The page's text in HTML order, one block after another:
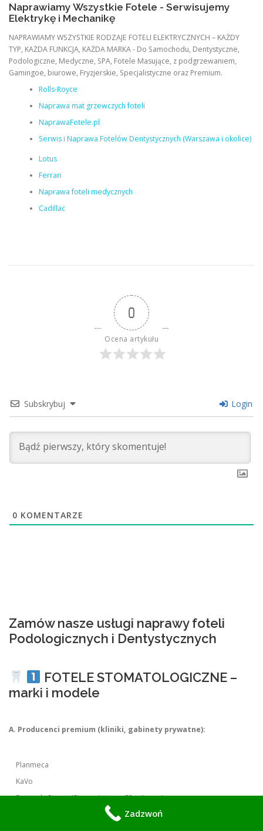
Naprawiamy Wszystkie Fotele - Serwisujemy
Elektrykę i Mechanikę
NAPRAWIAMY WSZYSTKIE RODZAJE FOTELI ELEKTRYCZNYCH – KAŻDY
TYP, KAŻDA FUNKCJA, KAŻDA MARKA - Do Samochodu, Dentystyczne,
Podologiczne, Medyczne, SPA, Fotele Masujące, z podgrzewaniem,
Gamingoe, biurowe, Fryzjerskie, Specjalistyczne oraz Premium.
Rolls-Royce
Naprawa mat grzewczych foteli
NaprawaFotele.pl
Serwis i Naprawa Fotelów Dentystycznych (Warszawa i okolice)
Lotus
Ferrari
Naprawa foteli medycznych
Cadillac
0
Ocena artykułu
Subskrybuj Login
0 KOMENTARZE
Zamów nasze usługi naprawy foteli
Podologicznych i Dentystycznych
FOTELE STOMATOLOGICZNE –
marki i modele
A. Producenci premium (kliniki, gabinety prywatne):
Planmeca
KaVo
Dentsply Sirona (Sirona, Intego, C8+, Axano)
Zadzwoń